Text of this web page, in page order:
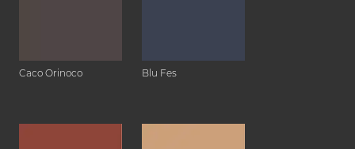
Caco Orinoco Blu Fes